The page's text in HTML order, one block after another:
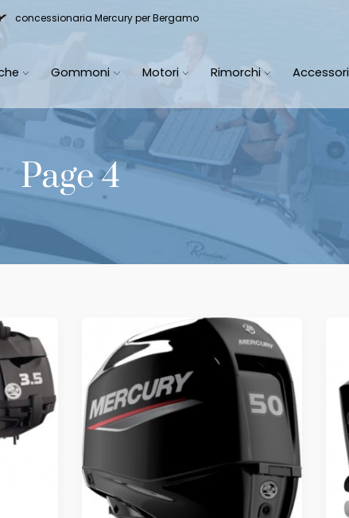
concessionaria Mercury per Bergamo
Gommoni Motori Rimorchi Accessori
Page 4